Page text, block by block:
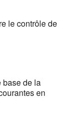
le contrôle de
base de la
en